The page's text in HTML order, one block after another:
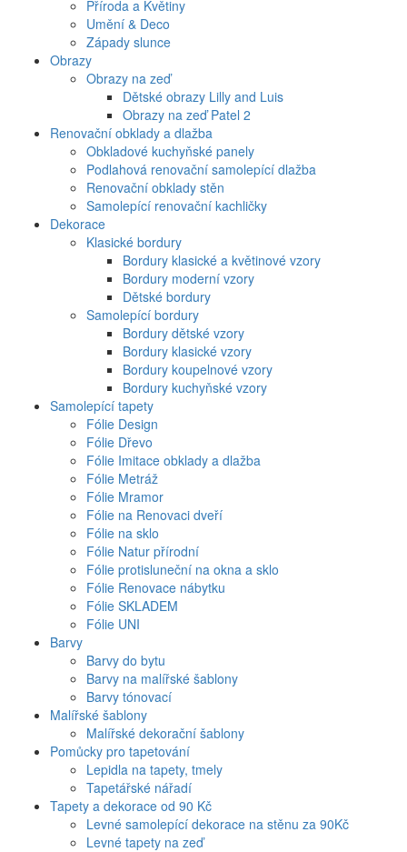
Příroda a Květiny
Umění & Deco
Západy slunce
Obrazy
Obrazy na zeď
Dětské obrazy Lilly and Luis
Obrazy na zeď Patel 2
Renovační obklady a dlažba
Obkladové kuchyňské panely
Podlahová renovační samolepící dlažba
Renovační obklady stěn
Samolepící renovační kachličky
Dekorace
Klasické bordury
Bordury klasické a květinové vzory
Bordury moderní vzory
Dětské bordury
Samolepící bordury
Bordury dětské vzory
Bordury klasické vzory
Bordury koupelnové vzory
Bordury kuchyňské vzory
Samolepící tapety
Fólie Design
Fólie Dřevo
Fólie Imitace obklady a dlažba
Fólie Metráž
Fólie Mramor
Fólie na Renovaci dveří
Fólie na sklo
Fólie Natur přírodní
Fólie protisluneční na okna a sklo
Fólie Renovace nábytku
Fólie SKLADEM
Fólie UNI
Barvy
Barvy do bytu
Barvy na malířské šablony
Barvy tónovací
Malířské šablony
Malířské dekorační šablony
Pomůcky pro tapetování
Lepidla na tapety, tmely
Tapetářské nářadí
Tapety a dekorace od 90 Kč
Levné samolepící dekorace na stěnu za 90Kč
Levné tapety na zeď